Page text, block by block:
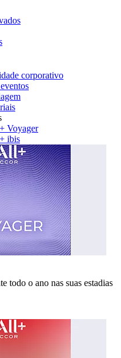
corporativo
Voyager
ibis
todo o ano nas suas estadias